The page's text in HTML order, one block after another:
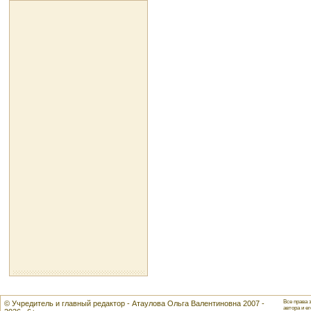
© Учредитель и главный редактор - Атаулова Ольга Валентиновна 2007 -
Все права
автора и